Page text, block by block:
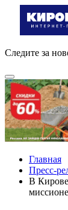
Следите за
Главная
Пресс-
В